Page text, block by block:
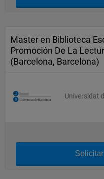
Master en Biblioteca
Promoción De La
(Barcelona, Barcelona)
Universidat